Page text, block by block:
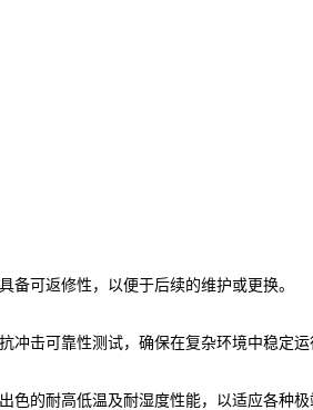
备可返修性，以便于后续的维护或更换。
冲击可靠性测试，确保在复杂环境中稳定运
色的耐高低温及耐湿度性能，以适应各种极